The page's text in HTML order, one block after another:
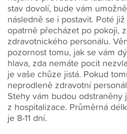
stav dovolí, bude vám
následně se i postavit. Poté
opatrně přecházet po pokoji,
zdravotnického personálu.
pozornost tomu, jak se vám
hlava, zda nemáte pocit
je vaše chůze jistá. Pokud
neprodleně zdravotní
Stehy vám budou
z hospitalizace. Průměrná
je 8-11 dní.